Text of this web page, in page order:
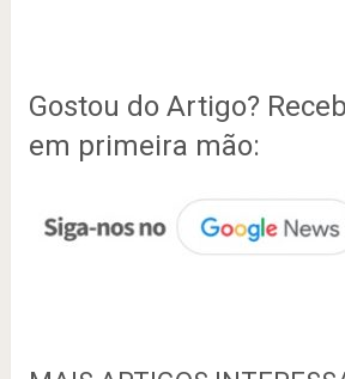
Gostou do Artigo?
em primeira mão: